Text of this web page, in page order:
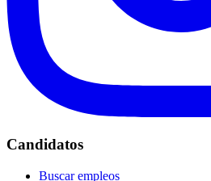
Candidatos
Buscar empleos